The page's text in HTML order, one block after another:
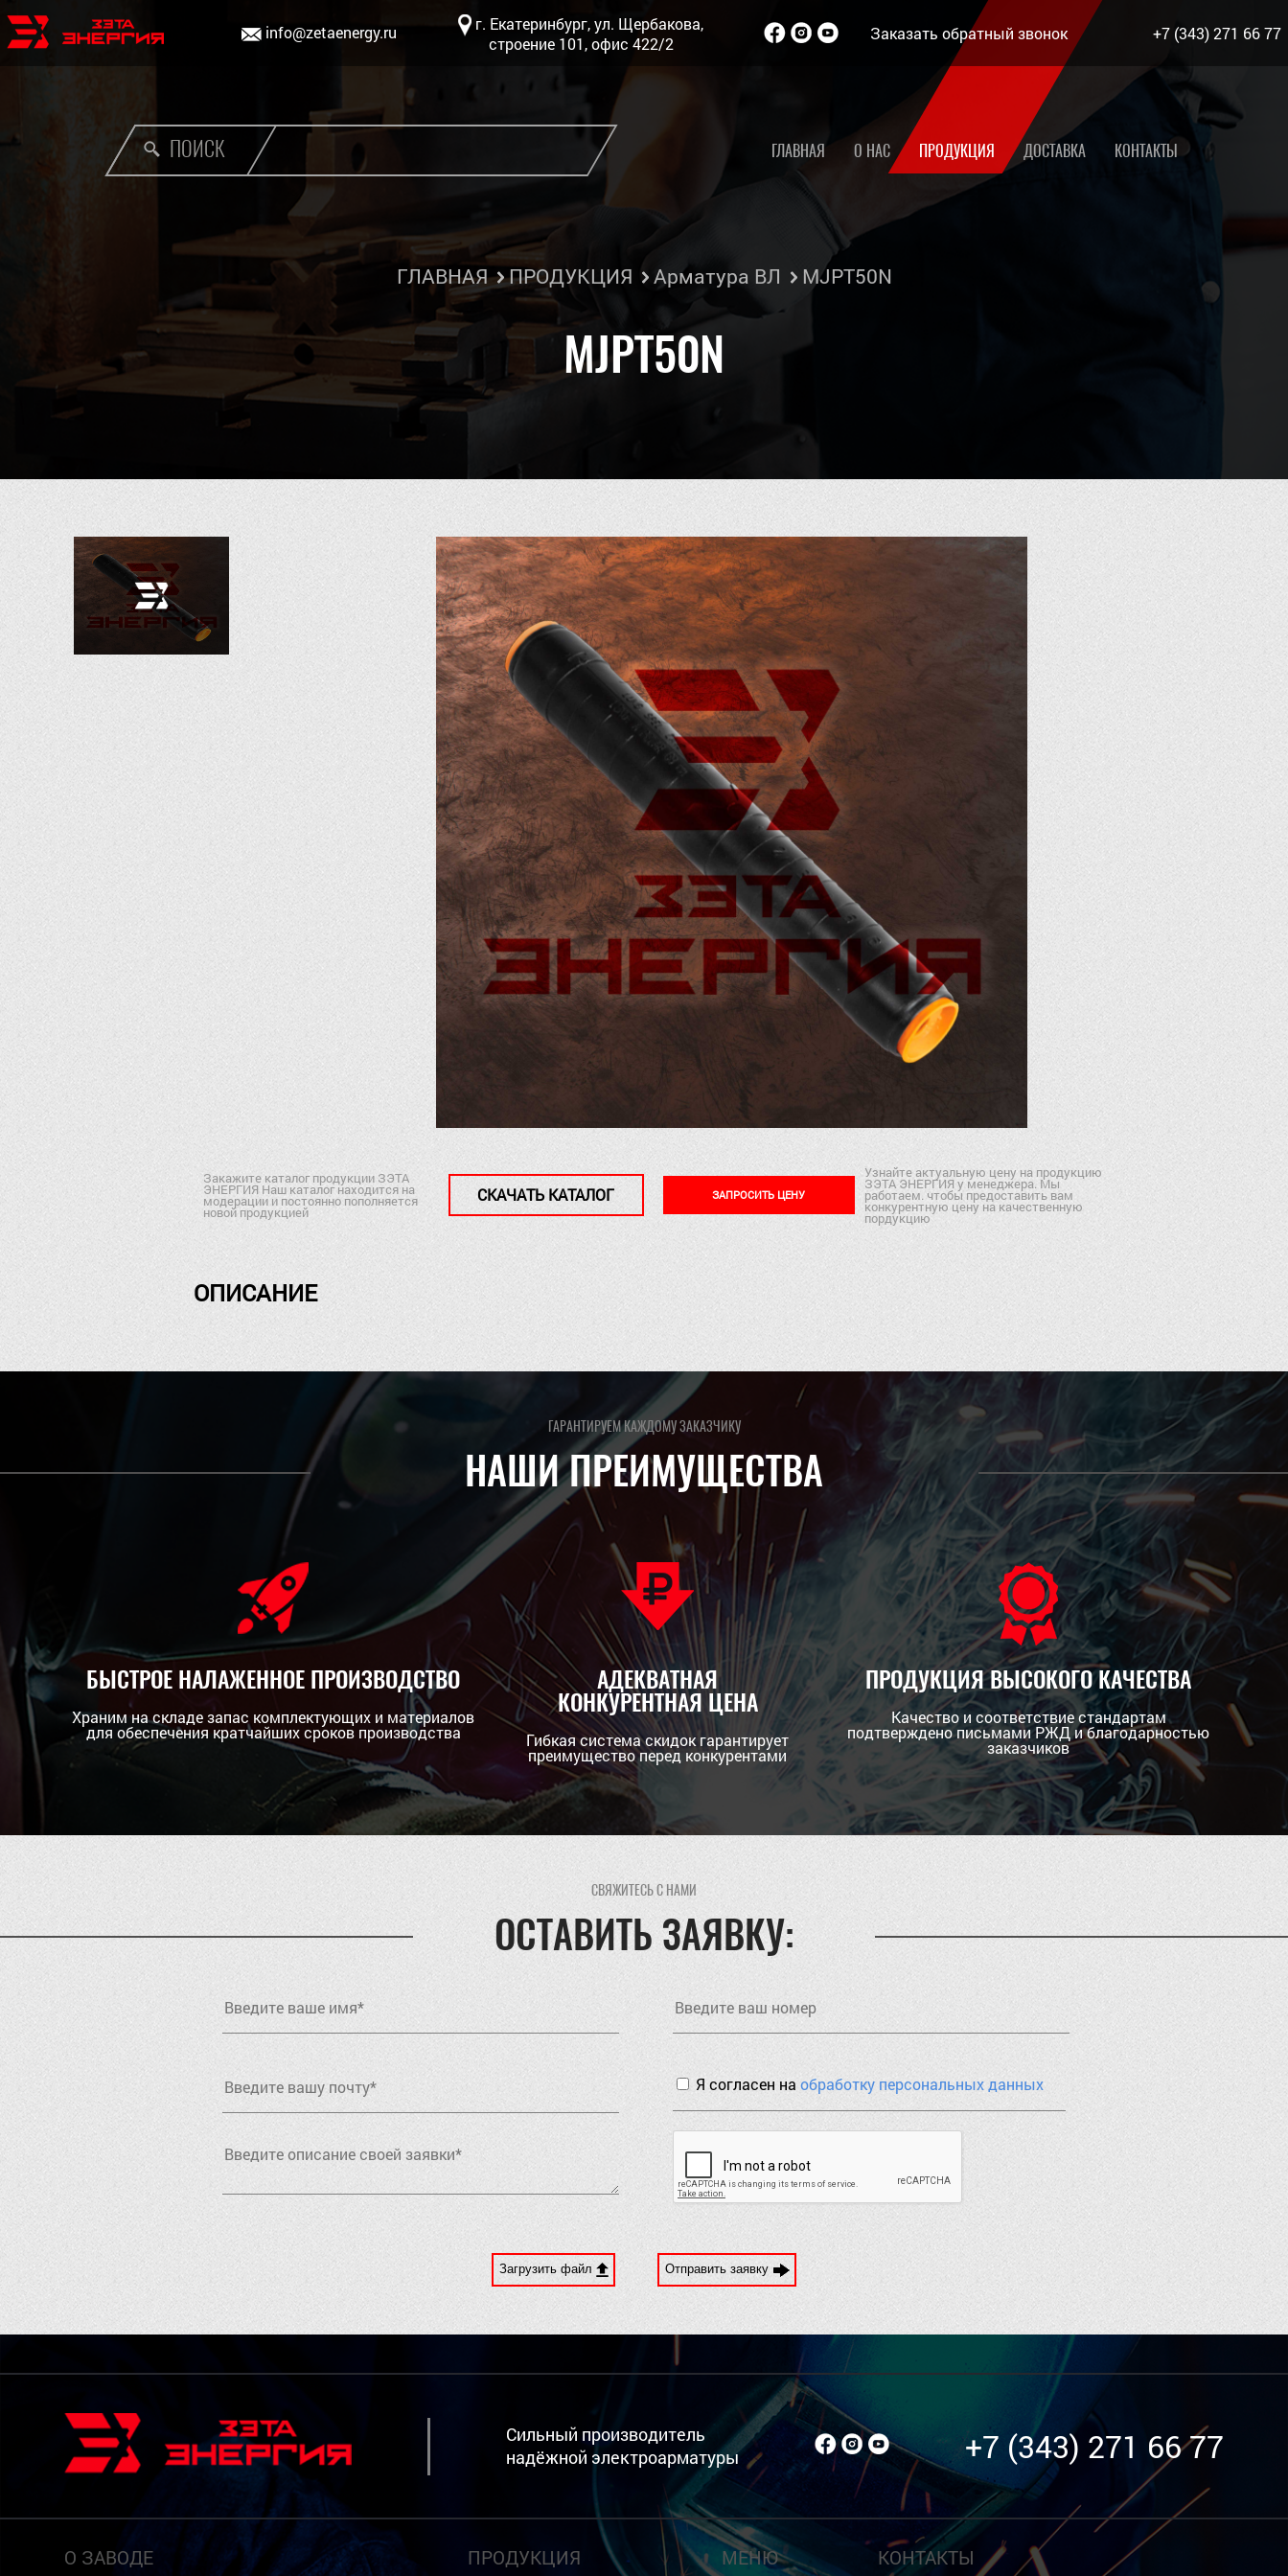
info@zetaenergy.ru
г. Екатеринбург, ул. Щербакова,
строение 101, офис 422/2
Заказать обратный звонок +7 (343) 271 66 77
ПОИСК ГЛАВНАЯ О НАС ПРОДУКЦИЯ ДОСТАВКА КОНТАКТЫ
ГЛАВНАЯ ПРОДУКЦИЯ Арматура ВЛ MJPT50N
MJPT50N
Закажите каталог продукции ЗЭТА
ЭНЕРГИЯ Наш каталог находится на
модерации и постоянно пополняется
новой продукцией
СКАЧАТЬ КАТАЛОГ ЗАПРОСИТЬ ЦЕНУ
Узнайте актуальную цену на продукцию
ЗЭТА ЭНЕРГИЯ у менеджера. Мы
работаем. чтобы предоставить вам
конкурентную цену на качественную
пордукцию
ОПИСАНИЕ
ГАРАНТИРУЕМ КАЖДОМУ ЗАКАЗЧИКУ
НАШИ ПРЕИМУЩЕСТВА
БЫСТРОЕ НАЛАЖЕННОЕ ПРОИЗВОДСТВО
Храним на складе запас комплектующих и материалов
для обеспечения кратчайших сроков производства
АДЕКВАТНАЯ
КОНКУРЕНТНАЯ ЦЕНА
Гибкая система скидок гарантирует
преимущество перед конкурентами
ПРОДУКЦИЯ ВЫСОКОГО КАЧЕСТВА
Качество и соответствие стандартам
подтверждено письмами РЖД и благодарностью
заказчиков
СВЯЖИТЕСЬ С НАМИ
ОСТАВИТЬ ЗАЯВКУ:
Я согласен на обработку персональных данных
Загрузить файл Отправить заявку
Сильный производитель
надёжной электроарматуры
+7 (343) 271 66 77
О ЗАВОДЕ ПРОДУКЦИЯ МЕНЮ КОНТАКТЫ